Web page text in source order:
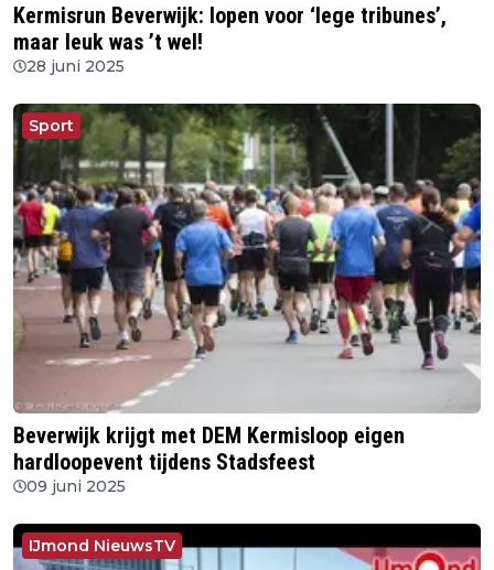
Kermisrun Beverwijk: lopen voor ‘lege tribunes’,
maar leuk was ’t wel!
28 juni 2025
Sport
Beverwijk krijgt met DEM Kermisloop eigen
hardloopevent tijdens Stadsfeest
09 juni 2025
IJmond NieuwsTV